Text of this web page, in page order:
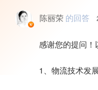
陈丽荣 的回答
感谢您的提问
1、物流技术发